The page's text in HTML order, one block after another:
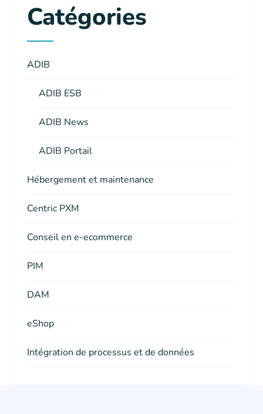
Catégories
ADIB
ADIB ESB
ADIB News
ADIB Portail
Hébergement et maintenance
Centric PXM
Conseil en e-ecommerce
PIM
DAM
eShop
Intégration de processus et de données